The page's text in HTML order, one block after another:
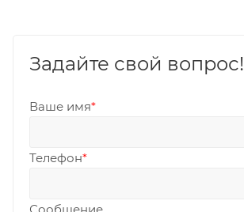
Задайте свой вопрос!
Ваше имя*
Телефон*